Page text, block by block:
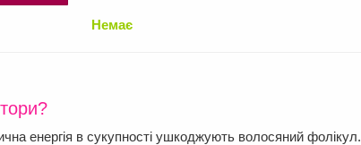
Немає
енергія в сукупності ушкоджують волосяний фолікул.